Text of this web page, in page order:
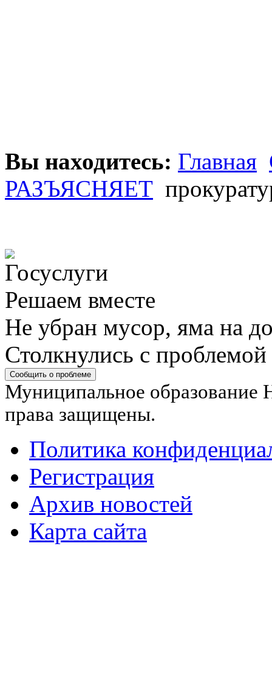
Вы находитесь: Главная
РАЗЪЯСНЯЕТ
Решаем вместе
Не убран мусор, яма на
Столкнулись с
Сообщить о проблеме
Муниципальное образование
права защищены.
Политика
Регистрация
Архив новостей
Карта сайта